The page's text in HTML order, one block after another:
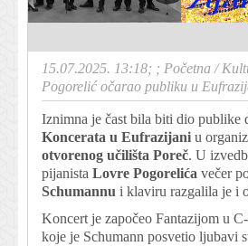
15.07.2025. 13:18; ; Početna/
Pogorelić očarao publiku u
Iznimna je čast bila biti dio publike
Koncerata u Eufrazijani u
otvorenog učilišta Poreč. U
pijanista Lovre Pogorelića večer
Schumannu i klaviru razgalila je i
Koncert je započeo Fantazijom u
koje je Schumann posvetio ljubavi